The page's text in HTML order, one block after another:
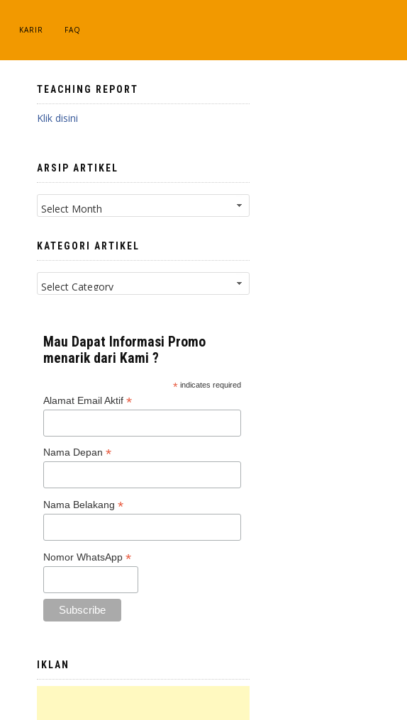
KARIR FAQ
TEACHING REPORT
Klik disini
ARSIP ARTIKEL
Arsip
Artikel
KATEGORI ARTIKEL
Kategori
Artikel
Mau Dapat Informasi Promo
menarik dari Kami ?
* indicates required
Alamat Email Aktif *
Nama Depan *
Nama Belakang *
Nomor WhatsApp *
IKLAN